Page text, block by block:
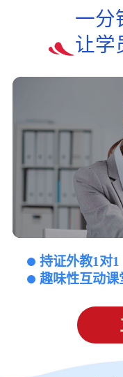
一分
让学
持证外教1对1
趣味性互动课